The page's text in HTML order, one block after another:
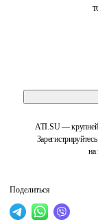
ATI.SU —
на
Поделиться